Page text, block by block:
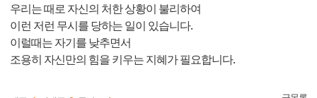
우리는 때로 자신의 처한 상황이 불리하여
이런 저런 무시를 당하는 일이 있습니다.
이럴때는 자기를 낮추면서
조용히 자신만의 힘을 키우는 지혜가 필요합니다.